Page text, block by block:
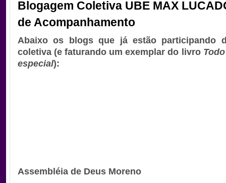
Blogagem Coletiva UBE MAX
de Acompanhamento
Abaixo os blogs que já estão participando
coletiva (e faturando um exemplar do livro
especial):
Assembléia de Deus Moreno